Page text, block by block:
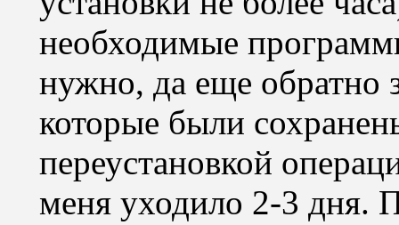
необходимые
нужно, да еще обратно
которые были
переустановкой
меня уходило 2-3 дня.